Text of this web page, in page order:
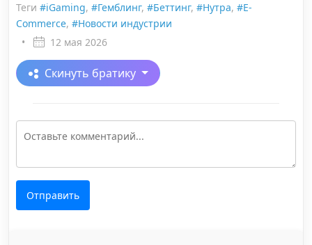
Теги #iGaming, #Гемблинг, #Беттинг, #Нутра, #E-
Commerce, #Новости индустрии
•
12 мая 2026
Скинуть братику
Отправить